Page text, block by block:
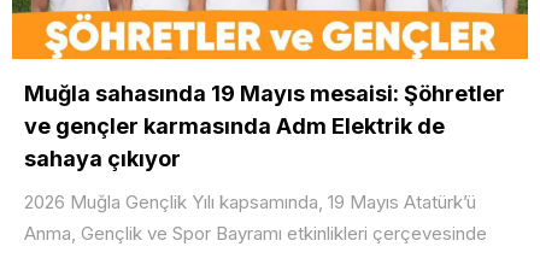
Muğla sahasında 19 Mayıs mesaisi: Şöhretler
ve gençler karmasında Adm Elektrik de
sahaya çıkıyor
2026 Muğla Gençlik Yılı kapsamında, 19 Mayıs Atatürk’ü
Anma, Gençlik ve Spor Bayramı etkinlikleri çerçevesinde